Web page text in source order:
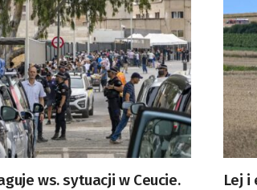
ws. sytuacji w Ceucie.
Lej i